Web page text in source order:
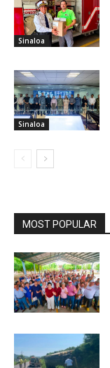
Sinaloa
Sinaloa
MOST POPULAR